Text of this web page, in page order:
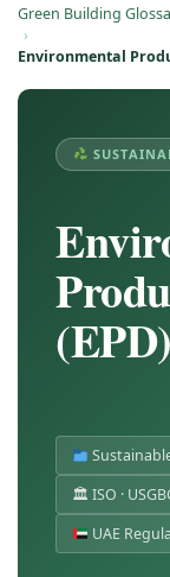
Green Building
›
Environmental
(EPD)
🏛 ISO ·
UAE